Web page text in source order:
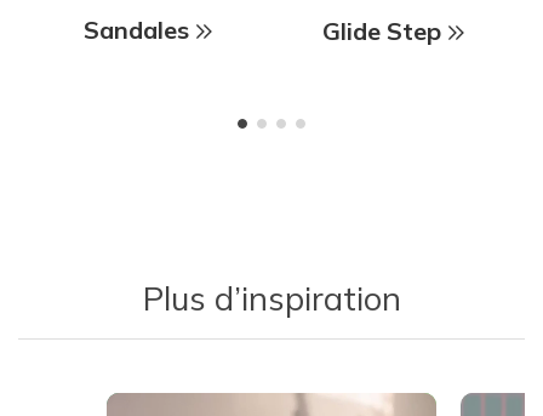
Sandales Glide Step
Plus d’inspiration
Media Carousel
Carousel with product photos. Use the previous and next